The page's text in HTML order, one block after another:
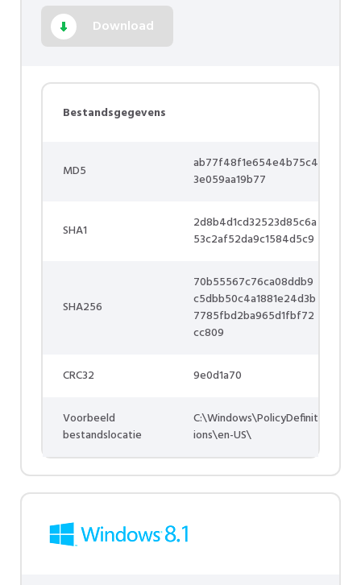
Download
Bestandsgegevens
MD5
ab77f48f1e654e4b75c4
3e059aa19b77
SHA1
2d8b4d1cd32523d85c6a
53c2af52da9c1584d5c9
SHA256
70b55567c76ca08ddb9
c5dbb50c4a1881e24d3b
7785fbd2ba965d1fbf72
cc809
CRC32 9e0d1a70
Voorbeeld
bestandslocatie
C:\Windows\PolicyDefinit
ions\en-US\